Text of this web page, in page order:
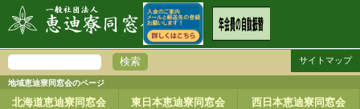
地域恵迪寮同窓会のページ
北海道恵迪寮同窓会 東日本恵迪寮同窓会 西日本恵迪寮同窓会
サイトマップ